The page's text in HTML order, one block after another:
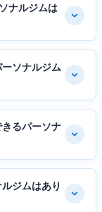
ナルジムは
ソナルジム
るパーソナ
ジムはあり